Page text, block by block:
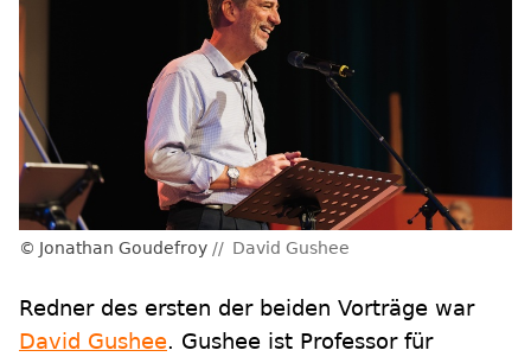
Jonathan Goudefroy David Gushee
Redner des ersten der beiden Vorträge war
David Gushee. Gushee ist Professor für